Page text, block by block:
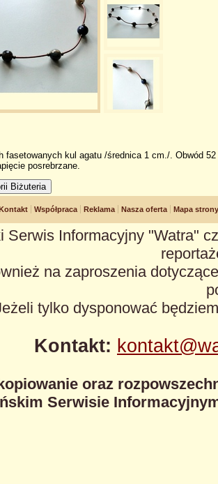
fasetowanych kul agatu /średnica 1 cm./. Obwód
posrebrzane.
Współpraca Reklama Nasza oferta Mapa strony
Serwis Informacyjny "Watra"
na zaproszenia
tylko dysponować
Kontakt:
oraz
Serwisie